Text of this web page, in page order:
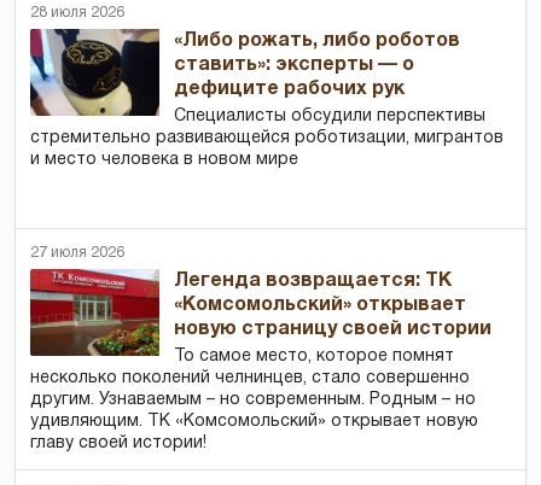
28 июля 2026
«Либо рожать, либо роботов
ставить»: эксперты — о
дефиците рабочих рук
Специалисты обсудили перспективы
стремительно развивающейся роботизации, мигрантов
и место человека в новом мире
27 июля 2026
Легенда возвращается: ТК
«Комсомольский» открывает
новую страницу своей истории
То самое место, которое помнят
несколько поколений челнинцев, стало совершенно
другим. Узнаваемым – но современным. Родным – но
удивляющим. ТК «Комсомольский» открывает новую
главу своей истории!